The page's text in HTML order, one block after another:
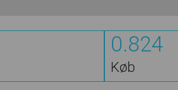
0.824
Køb